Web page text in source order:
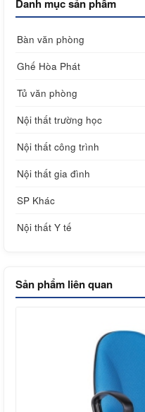
Danh mục sản phẩm
Bàn văn phòng
Ghế Hòa Phát
Tủ văn phòng
Nội thất trường học
Nội thất công trình
Nội thất gia đình
SP Khác
Nội thất Y tế
Sản phẩm liên quan